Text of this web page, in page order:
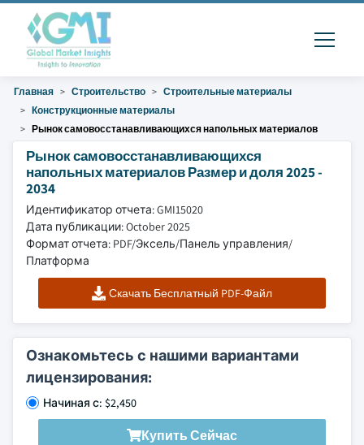
Главная Строительство
Строительные материалы
Конструкционные материалы
Рынок самовосстанавливающихся напольных материалов
Рынок самовосстанавливающихся
напольных материалов Размер и доля 2025 -
2034
Идентификатор отчета: GMI15020
Дата публикации: October 2025
Формат отчета: PDF/Эксель/Панель управления/
Платформа
Скачать Бесплатный PDF-Файл
Ознакомьтесь с нашими вариантами
лицензирования:
Начиная с: $2,450
Купить Сейчас